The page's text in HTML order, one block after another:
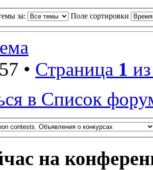
за: Поле сортировки
• Страница 1
в Список
на